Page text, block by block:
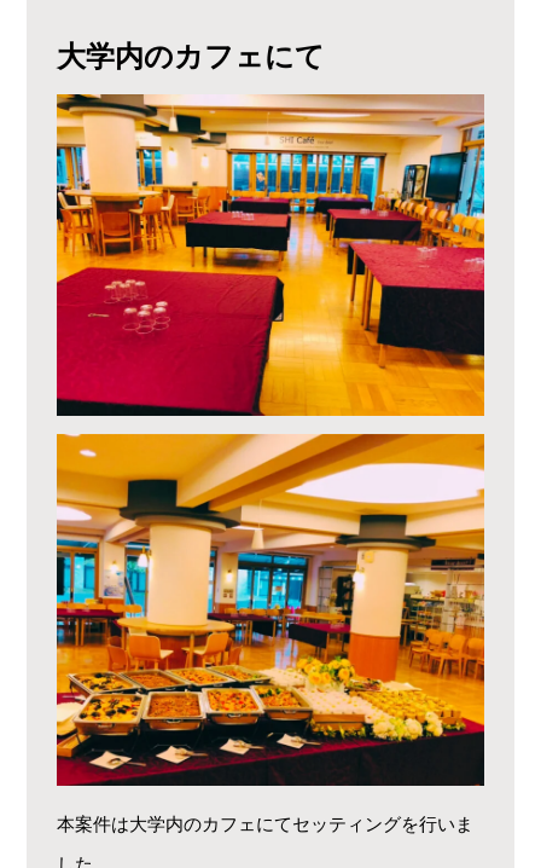
大学内のカフェにて
本案件は大学内のカフェにてセッティングを行いま